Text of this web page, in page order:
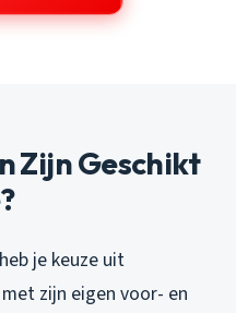
Zijn Geschikt
je keuze uit
zijn eigen voor- en